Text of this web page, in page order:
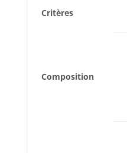
Critères
Composition